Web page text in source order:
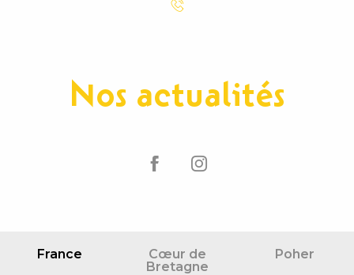
Nos actualités
France
Cœur de
Bretagne
Poher